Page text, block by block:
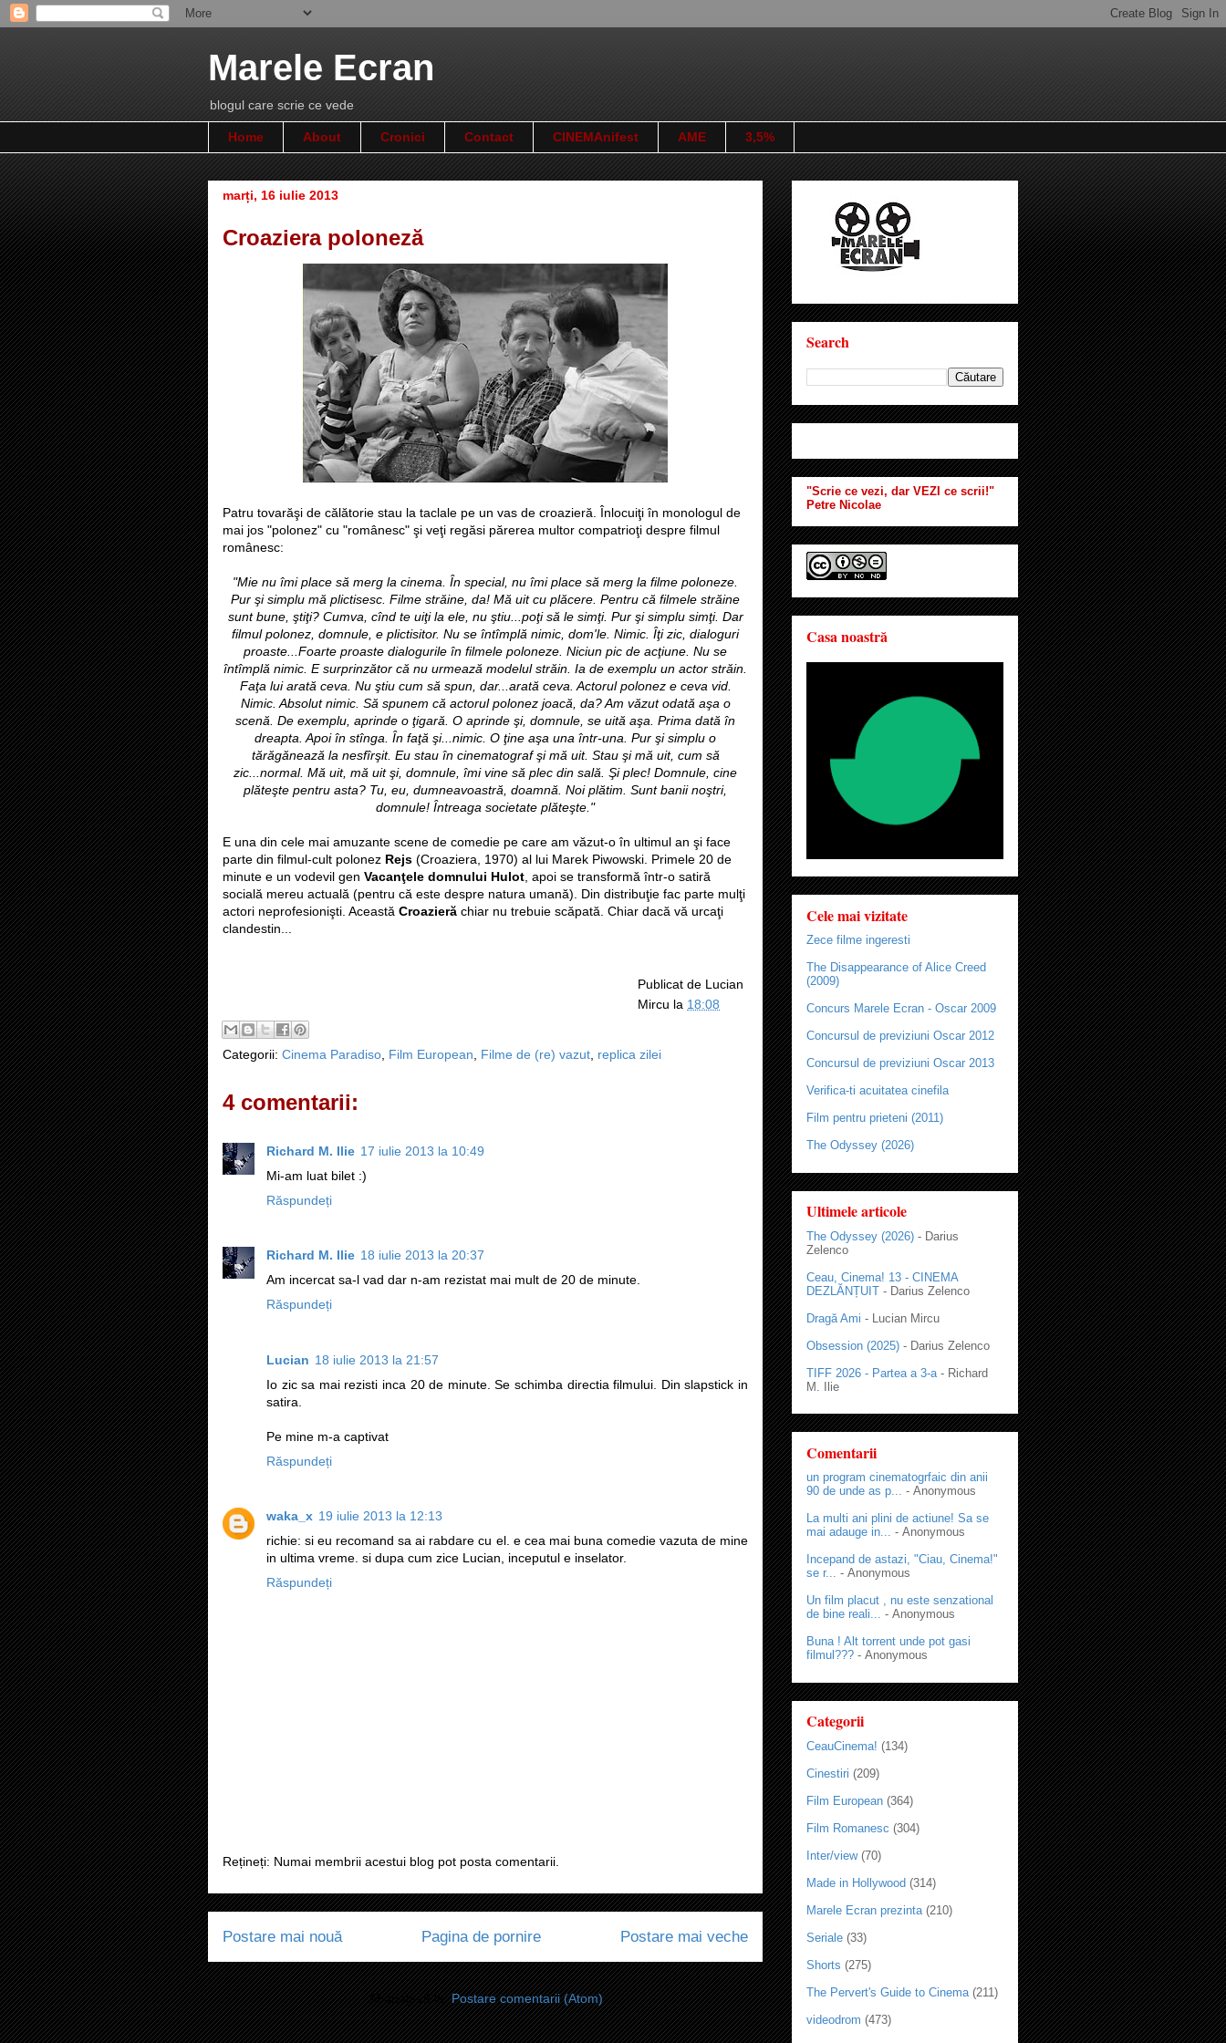
Marele Ecran
blogul care scrie ce vede
Home About Cronici Contact CINEMAnifest AME 3,5%
marți, 16 iulie 2013
Croaziera poloneză
Patru tovarăşi de călătorie stau la taclale pe un vas de croazieră. Înlocuiţi în monologul de
mai jos "polonez" cu "românesc" şi veţi regăsi părerea multor compatrioţi despre filmul
românesc:
"Mie nu îmi place să merg la cinema. În special, nu îmi place să merg la filme poloneze.
Pur şi simplu mă plictisesc. Filme străine, da! Mă uit cu plăcere. Pentru că filmele străine
sunt bune, ştiţi? Cumva, cînd te uiţi la ele, nu ştiu...poţi să le simţi. Pur şi simplu simţi. Dar
filmul polonez, domnule, e plictisitor. Nu se întîmplă nimic, dom'le. Nimic. Îţi zic, dialoguri
proaste...Foarte proaste dialogurile în filmele poloneze. Niciun pic de acţiune. Nu se
întîmplă nimic. E surprinzător că nu urmează modelul străin. Ia de exemplu un actor străin.
Faţa lui arată ceva. Nu ştiu cum să spun, dar...arată ceva. Actorul polonez e ceva vid.
Nimic. Absolut nimic. Să spunem că actorul polonez joacă, da? Am văzut odată aşa o
scenă. De exemplu, aprinde o ţigară. O aprinde şi, domnule, se uită aşa. Prima dată în
dreapta. Apoi în stînga. În faţă şi...nimic. O ţine aşa una într-una. Pur şi simplu o
tărăgănează la nesfîrşit. Eu stau în cinematograf şi mă uit. Stau şi mă uit, cum să
zic...normal. Mă uit, mă uit şi, domnule, îmi vine să plec din sală. Şi plec! Domnule, cine
plăteşte pentru asta? Tu, eu, dumneavoastră, doamnă. Noi plătim. Sunt banii noştri,
domnule! Întreaga societate plăteşte."
E una din cele mai amuzante scene de comedie pe care am văzut-o în ultimul an şi face
parte din filmul-cult polonez Rejs (Croaziera, 1970) al lui Marek Piwowski. Primele 20 de
minute e un vodevil gen Vacanţele domnului Hulot apoi se transformă într-o satiră
socială mereu actuală (pentru că este despre natura umană). Din distribuţie fac parte mulţi
actori neprofesionişti. Această Croazieră chiar nu trebuie scăpată. Chiar dacă vă urcaţi
clandestin...
Publicat de Lucian
Mircu la 18:08
Categorii: Cinema Paradiso Film European Filme de (re) vazut replica zilei
4 comentarii:
Richard M. Ilie 17 iulie 2013 la 10:49
Mi-am luat bilet :)
Răspundeți
Richard M. Ilie 18 iulie 2013 la 20:37
Am incercat sa-l vad dar n-am rezistat mai mult de 20 de minute.
Răspundeți
Lucian 18 iulie 2013 la 21:57
Io zic sa mai rezisti inca 20 de minute. Se schimba directia filmului. Din slapstick in
satira.
Pe mine m-a captivat
Răspundeți
waka_x 19 iulie 2013 la 12:13
richie: si eu recomand sa ai rabdare cu el. e cea mai buna comedie vazuta de mine
in ultima vreme. si dupa cum zice Lucian, inceputul e inselator.
Răspundeți
Rețineți: Numai membrii acestui blog pot posta comentarii.
Postare mai nouă Postare mai veche
Pagina de pornire
Abonați-vă la:Postare comentarii (Atom)
Search
"Scrie ce vezi, dar VEZI ce scrii!"
Petre Nicolae
Casa noastră
Cele mai vizitate
Zece filme ingeresti
The Disappearance of Alice Creed
(2009)
Concurs Marele Ecran - Oscar 2009
Concursul de previziuni Oscar 2012
Concursul de previziuni Oscar 2013
Verifica-ti acuitatea cinefila
Film pentru prieteni (2011)
The Odyssey (2026)
Ultimele articole
The Odyssey (2026) - Darius
Zelenco
Ceau, Cinema! 13 - CINEMA
DEZLĂNȚUIT - Darius Zelenco
Dragă Ami - Lucian Mircu
Obsession (2025) - Darius Zelenco
TIFF 2026 - Partea a 3-a - Richard
M. Ilie
Comentarii
un program cinematogrfaic din anii
90 de unde as p... - Anonymous
La multi ani plini de actiune! Sa se
mai adauge in... - Anonymous
Incepand de astazi, "Ciau, Cinema!"
se r... - Anonymous
Un film placut , nu este senzational
de bine reali... - Anonymous
Buna ! Alt torrent unde pot gasi
filmul??? - Anonymous
Categorii
CeauCinema! (134)
Cinestiri (209)
Film European (364)
Film Romanesc (304)
Inter/view (70)
Made in Hollywood (314)
Marele Ecran prezinta (210)
Seriale (33)
Shorts (275)
The Pervert's Guide to Cinema (211)
videodrom (473)